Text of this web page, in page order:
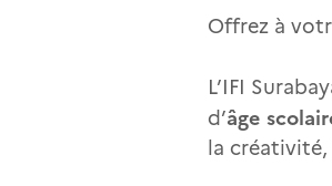
Offrez à
L’IFI
d’âge
la